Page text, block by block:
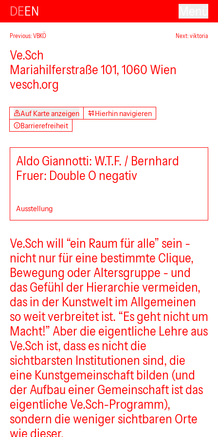
DEEN
Previous: VBKÖ Next: viktoria
Ve.Sch
Mariahilferstraße 101, 1060 Wien
vesch.org
Auf Karte anzeigen
Hierhin navigieren
Barrierefreiheit
Aldo Giannotti: W.T.F. / Bernhard
Fruer: Double O negativ
Ausstellung
Ve.Sch will “ein Raum für alle” sein -
nicht nur für eine bestimmte Clique,
Bewegung oder Altersgruppe - und
das Gefühl der Hierarchie vermeiden,
das in der Kunstwelt im Allgemeinen
so weit verbreitet ist. “Es geht nicht um
Macht!” Aber die eigentliche Lehre aus
Ve.Sch ist, dass es nicht die
sichtbarsten Institutionen sind, die
eine Kunstgemeinschaft bilden (und
der Aufbau einer Gemeinschaft ist das
eigentliche Ve.Sch-Programm),
sondern die weniger sichtbaren Orte
wie dieser.
Studio Offbeats